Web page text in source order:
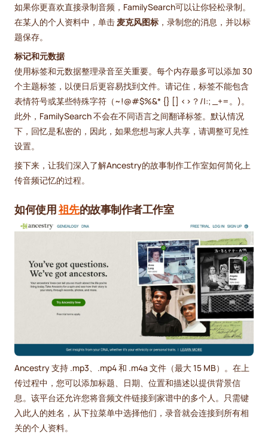
如果你更喜欢直接录制音频，FamilySearch可以让你轻松录制。
在某人的个人资料中，单击 麦克风图标 ，录制您的消息，并以标
题保存。
标记和元数据
使用标签和元数据整理录音至关重要。每个内存最多可以添加 30
个主题标签，以便日后更容易找到文件。请记住，标签不能包含
表情符号或某些特殊字符（~!@#$%&* {} [] <>？/|:; _+=。)。
此外，FamilySearch 不会在不同语言之间翻译标签。默认情况
下，回忆是私密的，因此，如果您想与家人共享，请调整可见性
设置。
接下来，让我们深入了解Ancestry的故事制作工作室如何简化上
传音频记忆的过程。
如何使用祖先的故事制作者工作室
Ancestry 支持 .mp3、.mp4 和 .m4a 文件（最大 15 MB）。在上
传过程中，您可以添加标题、日期、位置和描述以提供背景信
息。该平台还允许您将音频文件链接到家谱中的多个人。只需键
入此人的姓名，从下拉菜单中选择他们，录音就会连接到所有相
关的个人资料。